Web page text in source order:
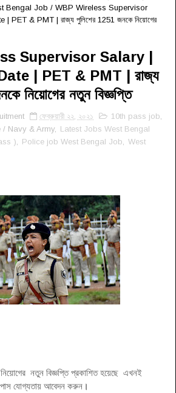
Bengal Job / WBP Wireless Supervisor
& PMT | রাজ্য পুলিশের 1251 জনকে নিয়োগের
Supervisor Salary |
| PET & PMT | রাজ্য
নিয়োগের নতুন বিজ্ঞপ্তি
ফেব্রুয়ারী ২২, ২০২১ 10th pass job
/ Navy & Army,
Latest Jobs West Bengal
) Police job West Bengal Job
West
নতুন বিজ্ঞপ্তি প্রকাশিত হয়েছে এখনই
যোগ্যতায় আবেদন করুন ।